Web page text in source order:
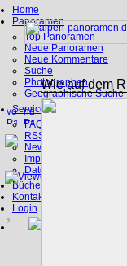
Home
Panoramen
Top Panoramen
Neue Panoramen
Neue Kommentare
Suche
Photographen
Geographische Suche
Service
FAQ
RSS, Google Earth
News
Impressum
Datenschutz
Bücher
Kontakt
Login
Wie auf dem